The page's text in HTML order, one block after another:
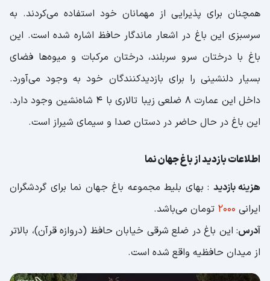
همچنان برای پذیرایی از مهمانان خود استفاده می‌کردند. به
سرسبزی این باغ در اشعار ماندگار حافظ اشاره شده است. این
باغ با درختان سرو سربلند، درختان مرکبات و میوه‌ها فضای
بسیار دلنشینی را برای بازدیدکنندگان خود به وجود می‌آورد.
داخل این عمارت 8 ضلعی زیبا تالاری با 4 شاه‌نشین وجود دارد.
این باغ در حال حاضر در دستان صدا و سیمای شیراز است.
اطلاعات بازدید از باغ جهان نما
هزینه بازدید : بهای بلیط مجموعه باغ جهان نما برای گردشگران
ایرانی 2000 تومان می‌باشد.
آدرس: این باغ در ضلع شرقی خیابان حافظ (دروازه قرآن)، بالاتر
از میدان حافظیه واقع شده است.